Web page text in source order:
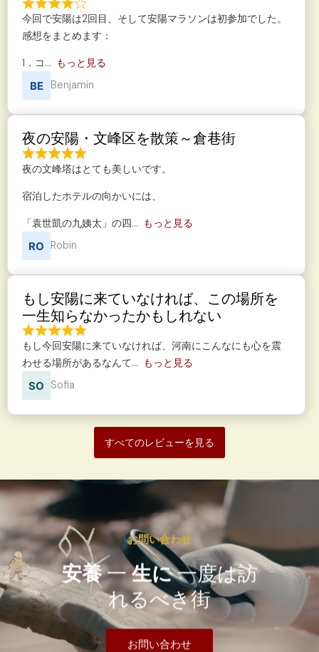
今回で安陽は2回目、そして安陽マラソンは初参加でした。
感想をまとめます：
1．コ
もっと見る
Benjamin
夜の安陽・文峰区を散策～倉巷街
夜の文峰塔はとても美しいです。
宿泊したホテルの向かいには、
「袁世凱の九姨太」の四
もっと見る
Robin
もし安陽に来ていなければ、この場所を
一生知らなかったかもしれない
もし今回安陽に来ていなければ、河南にこんなにも心を震
わせる場所があるなんて
もっと見る
Sofia
すべてのレビューを見る
お問い合わせ
安養一生に一度は訪
れるべき街
お問い合わせ